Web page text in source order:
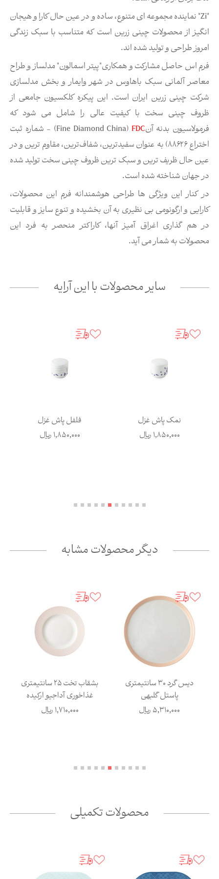
"Zi" نماینده مجموعه ای متنوع، ساده و در عین حال کارا و هیجان
انگیز از محصولات چینی زرین است که متناسب با سبک زندگی
امروز طراحی و تولید شده اند.
فرم اس حاصل مشارکت و همکاری"پیتر اسمالون" مدلساز و طراح
معاصر آلمانی سبک باهاوس در شهر وایمار و بخش مدلسازی
شركت چینی زرین ایران است. این پیکره کلکسیون جامعی از
ظروف چینی سخت با کیفیت عالی را شامل می شود که
فرمولاسیون بدنه آنFDC
(Fine Diamond China) - شماره ثبت
اختراع ۸۸۶۲۶) به عنوان سفیدترین، شفاف‌ترین، مقاوم ترین و در
عین حال ظریف ترین و سبک ترین ظروف چینی سخت تولید شده
در جهان شناخته شده است.
در کنار این ویژگی ها طراحی هوشمندانه فرم این محصولات،
کارایی و ارگونومی بی نظیری به آن بخشیده و تنوع سایز و قابلیت
در هم گذاری اغراق آمیز آنها، کاراکتر منحصر به فرد این
محصولات به شمار می آید.
سایر محصولات با این آرایه
نمک پاش غزل
1,850,000ریال
فلفل پاش غزل
1,850,000ریال
دیگر محصولات مشابه
دیس گرد 30 سانتیمتری
پاستل گلبهی
5,310,000ریال
بشقاب تخت 25 سانتیمتری
غذاخوری آداجیو ارکیده
1,710,000ریال
محصولات تکمیلی